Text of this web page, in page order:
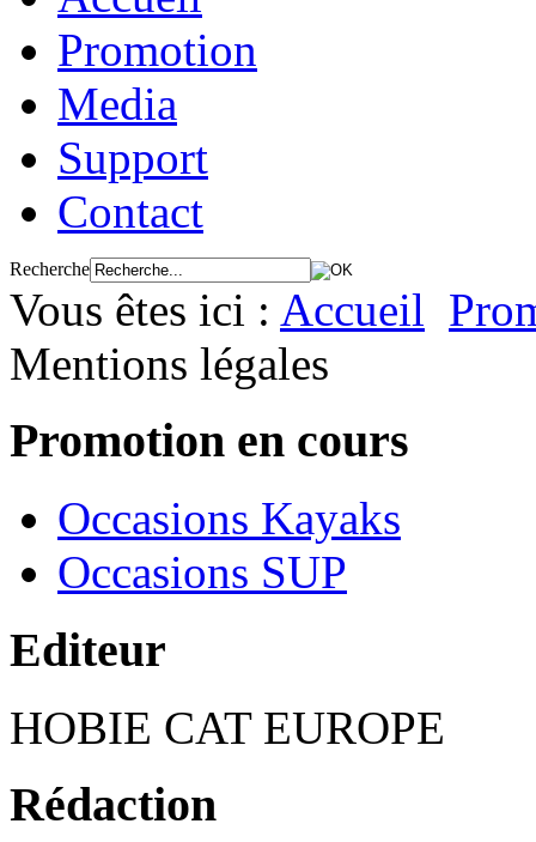
Promotion
Media
Support
Contact
Recherche
Vous êtes ici : Accueil
Mentions légales
Promotion en cours
Occasions Kayaks
Occasions SUP
Editeur
HOBIE CAT EUROPE
Rédaction